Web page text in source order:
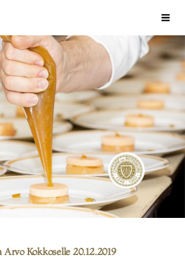
Finlande ry
Arvo Kokkoselle 20.12.2019